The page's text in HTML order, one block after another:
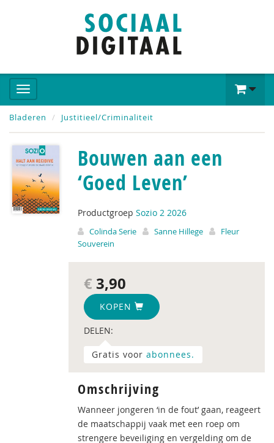
Bladeren Justitieel/Criminaliteit
Bouwen aan een
‘Goed Leven’
Productgroep Sozio 2 2026
Colinda Serie Sanne Hillege
Fleur
Souverein
€ 3,90
KOPEN
DELEN:
Gratis voor abonnees.
Omschrijving
Wanneer jongeren ‘in de fout’ gaan, reageert
de maatschappij vaak met een roep om
strengere beveiliging en vergelding om de